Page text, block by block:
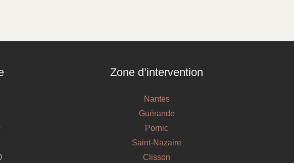
Zone d’intervention
Nantes
Guérande
Pornic
Saint-Nazaire
Clisson